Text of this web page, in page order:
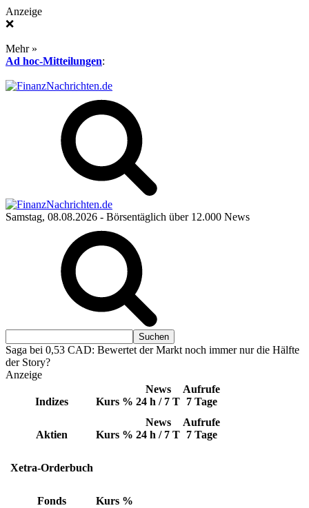
Anzeige
❌
Mehr »
Ad hoc-Mitteilungen:
Samstag, 08.08.2026 - Börsentäglich über 12.000 News
Saga bei 0,53 CAD: Bewertet der Markt noch immer nur die Hälfte
der Story?
Anzeige
Indizes Kurs %
News
24 h / 7 T
Aufrufe
7 Tage
Aktien Kurs %
News
24 h / 7 T
Aufrufe
7 Tage
Xetra-Orderbuch
Fonds Kurs %